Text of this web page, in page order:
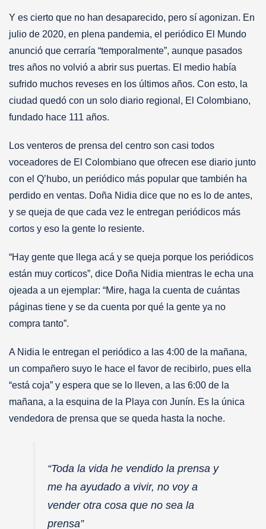
Y es cierto que no han desaparecido, pero sí agonizan. En
julio de 2020, en plena pandemia, el periódico El Mundo
anunció que cerraría “temporalmente”, aunque pasados
tres años no volvió a abrir sus puertas. El medio había
sufrido muchos reveses en los últimos años. Con esto, la
ciudad quedó con un solo diario regional, El Colombiano,
fundado hace 111 años.
Los venteros de prensa del centro son casi todos
voceadores de El Colombiano que ofrecen ese diario junto
con el Q’hubo, un periódico más popular que también ha
perdido en ventas. Doña Nidia dice que no es lo de antes,
y se queja de que cada vez le entregan periódicos más
cortos y eso la gente lo resiente.
“Hay gente que llega acá y se queja porque los periódicos
están muy corticos”, dice Doña Nidia mientras le echa una
ojeada a un ejemplar: “Mire, haga la cuenta de cuántas
páginas tiene y se da cuenta por qué la gente ya no
compra tanto”.
A Nidia le entregan el periódico a las 4:00 de la mañana,
un compañero suyo le hace el favor de recibirlo, pues ella
“está coja” y espera que se lo lleven, a las 6:00 de la
mañana, a la esquina de la Playa con Junín. Es la única
vendedora de prensa que se queda hasta la noche.
“Toda la vida he vendido la prensa y
me ha ayudado a vivir, no voy a
vender otra cosa que no sea la
prensa”